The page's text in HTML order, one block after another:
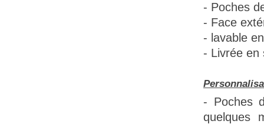
- Poches
- Face
- lavable
- Livrée en
- Poches
quelques